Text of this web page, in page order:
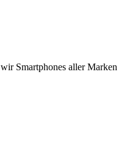
Smartphones aller Marken